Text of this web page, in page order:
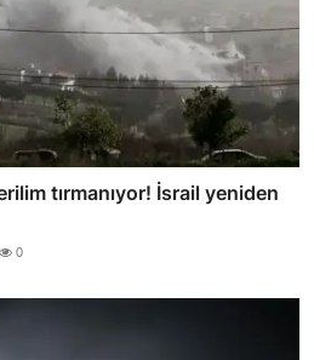
tırmanıyor! İsrail yeniden
0